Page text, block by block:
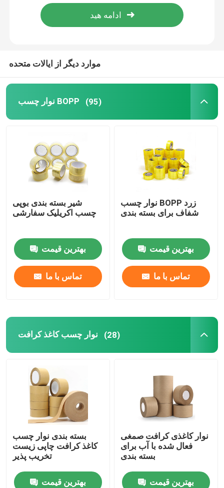
محصولات
نوار چسب BOPP
نوار چسب پی وی سی
رول جامبو نوار BOPP
نوار چسب فایبرگلاس
رول فیلم کششی
نوار چسب بسته بندی
نوار MOPP
رول فیلم محافظ
رول جامبو کاغذ کرافت
فیلم پلاستیکی استاتیک
موارد دیگر از ایالات متحده
نوار چسب BOPP (95)
شیر بسته بندی بوپی
چسب اکریلیک سفارشی
بهترین قیمت
تماس با ما
نوار چسب BOPP زرد
شفاف برای بسته بندی
بهترین قیمت
تماس با ما
نوار چسب کاغذ کرافت (28)
بسته بندی نوار چسب
کاغذ کرافت چاپی زیست
تخریب پذیر
بهترین قیمت
نوار کاغذی کرافت صمغی
فعال شده با آب برای
بسته بندی
بهترین قیمت